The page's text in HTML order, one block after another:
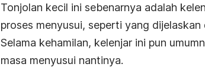
Tonjolan kecil ini sebenarnya adalah
proses menyusui, seperti yang dijelaskan
Selama kehamilan, kelenjar ini pun
masa menyusui nantinya.